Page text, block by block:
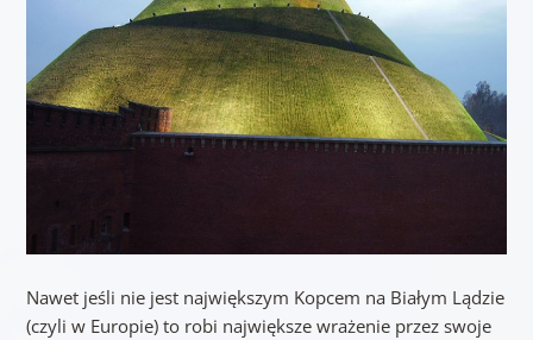
Nawet jeśli nie jest największym Kopcem na Białym Lądzie
(czyli w Europie) to robi największe wrażenie przez swoje